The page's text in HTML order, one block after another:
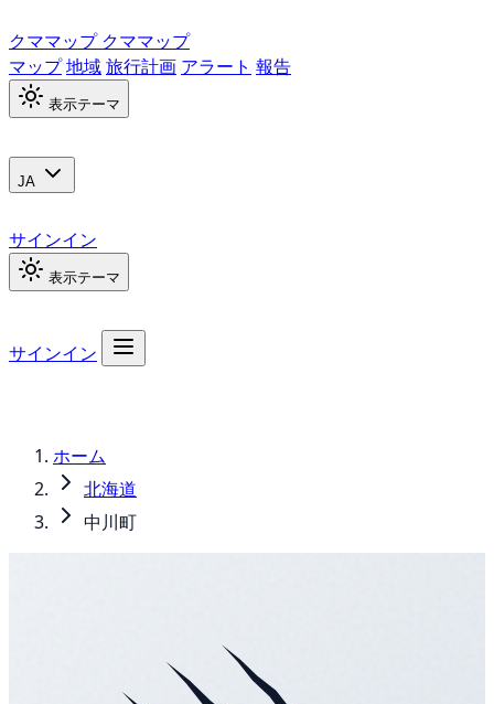
クママップ クママップ
マップ地域旅行計画 アラート 報告
表示テーマ
JA
サインイン
表示テーマ
サインイン
ホーム
北海道
中川町